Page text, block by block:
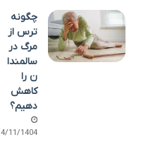
چگونه
ترس از
مرگ در
سالمندا
ن را
کاهش
دهیم؟
14/11/1404